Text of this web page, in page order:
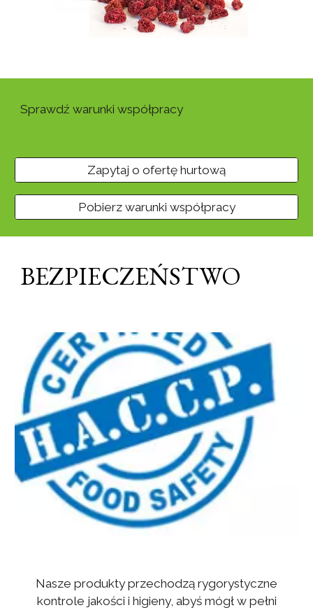
Sprawdź warunki współpracy
Zapytaj o ofertę hurtową
Pobierz warunki współpracy
BEZPIECZEŃSTWO
Nasze produkty przechodzą rygorystyczne
kontrole jakości i higieny, abyś mógł w pełni